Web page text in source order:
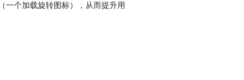
一个加载旋转图标），从而提升用